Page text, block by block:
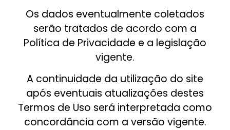
Os dados eventualmente coletados
serão tratados de acordo com a
Política de Privacidade e a legislação
vigente.
A continuidade da utilização do site
após eventuais atualizações destes
Termos de Uso será interpretada como
concordância com a versão vigente.